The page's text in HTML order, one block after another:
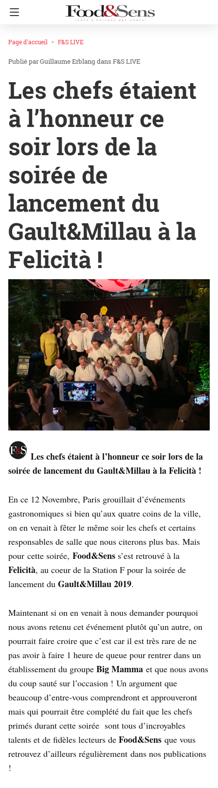
Page d'accueil F&S LIVE
Guillaume Erblang dans F&S LIVE
Les chefs étaient
à l’honneur ce
soir lors de la
soirée de
lancement du
Gault&Millau à la
Felicità !
Les chefs étaient à l’honneur ce soir lors de la
soirée de lancement du Gault&Millau à la Felicità !
En ce 12 Novembre, Paris grouillait d’événements
gastronomiques si bien qu’aux quatre coins de la ville,
on en venait à fêter le même soir les chefs et certains
responsables de salle que nous citerons plus bas. Mais
pour cette soirée, Food&Sens s’est retrouvé à la
Felicità, au coeur de la Station F pour la soirée de
lancement du Gault&Millau 2019.
Maintenant si on en venait à nous demander pourquoi
nous avons retenu cet événement plutôt qu’un autre, on
pourrait faire croire que c’est car il est très rare de ne
pas avoir à faire 1 heure de queue pour rentrer dans un
établissement du groupe Big Mamma et que nous avons
du coup sauté sur l’occasion ! Un argument que
beaucoup d’entre-vous comprendront et approuveront
mais qui pourrait être complété du fait que les chefs
primés durant cette soirée sont tous d’incroyables
talents et de fidèles lecteurs de Food&Sens que vous
retrouvez d’ailleurs régulièrement dans nos publications
!